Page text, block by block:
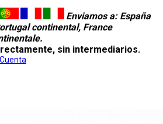
Enviamos a: España
continental, France
sin intermediarios.